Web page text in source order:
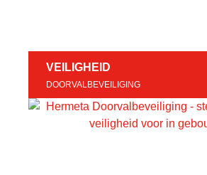
VEILIGHEID
DOORVALBEVEILIGING